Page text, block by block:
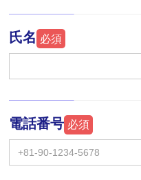
氏名 必須
電話番号 必須